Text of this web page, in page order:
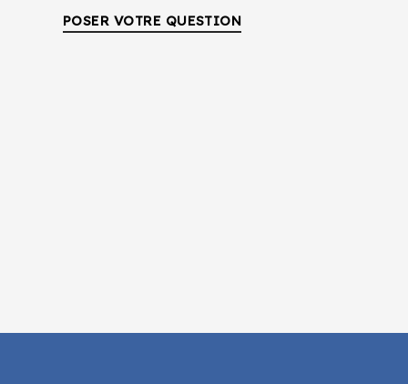
POSER VOTRE QUESTION